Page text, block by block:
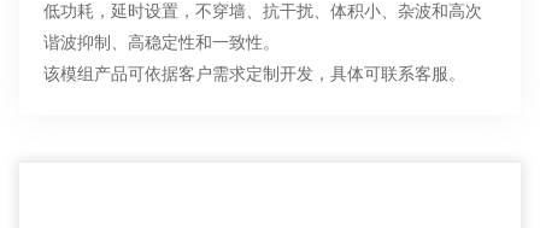
低功耗，延时设置，不穿墙、抗干扰、体积小、杂波和高次
谐波抑制、高稳定性和一致性。
该模组产品可依据客户需求定制开发，具体可联系客服。